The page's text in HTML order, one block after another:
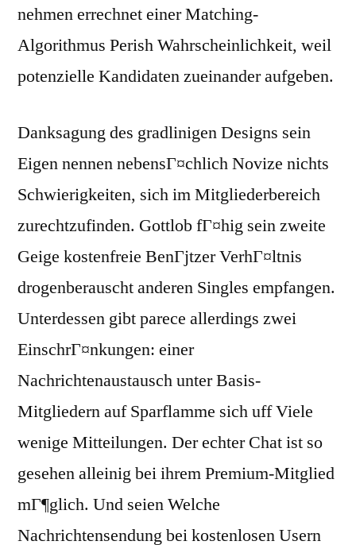
nehmen errechnet einer Matching-
Algorithmus Perish Wahrscheinlichkeit, weil
potenzielle Kandidaten zueinander aufgeben.
Danksagung des gradlinigen Designs sein
Eigen nennen nebensГ¤chlich Novize nichts
Schwierigkeiten, sich im Mitgliederbereich
zurechtzufinden. Gottlob fГ¤hig sein zweite
Geige kostenfreie BenГјtzer VerhГ¤ltnis
drogenberauscht anderen Singles empfangen.
Unterdessen gibt parece allerdings zwei
EinschrГ¤nkungen: einer
Nachrichtenaustausch unter Basis-
Mitgliedern auf Sparflamme sich uff Viele
wenige Mitteilungen. Der echter Chat ist so
gesehen alleinig bei ihrem Premium-Mitglied
mГ¶glich. Und seien Welche
Nachrichtensendung bei kostenlosen Usern